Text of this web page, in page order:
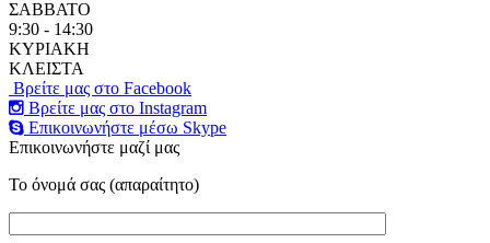
ΣΑΒΒΑΤΟ
9:30 - 14:30
ΚΥΡΙΑΚΗ
ΚΛΕΙΣΤΑ
Βρείτε μας στο Facebook
Βρείτε μας στο Instagram
Επικοινωνήστε μέσω Skype
Επικοινωνήστε μαζί μας
Το όνομά σας (απαραίτητο)